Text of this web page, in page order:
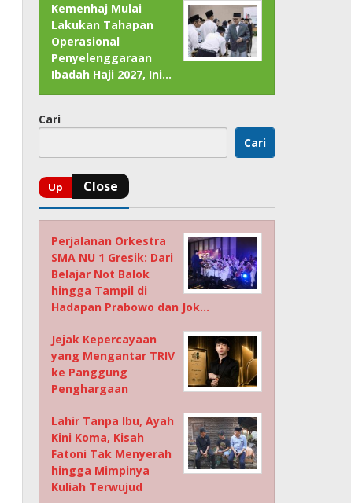
Kemenhaj Mulai
Lakukan Tahapan
Operasional
Penyelenggaraan
Ibadah Haji 2027, Ini…
Cari
Cari
Perjalanan Orkestra
SMA NU 1 Gresik: Dari
Belajar Not Balok
hingga Tampil di
Hadapan Prabowo dan Jok…
Jejak Kepercayaan
yang Mengantar TRIV
ke Panggung
Penghargaan
Lahir Tanpa Ibu, Ayah
Kini Koma, Kisah
Fatoni Tak Menyerah
hingga Mimpinya
Kuliah Terwujud